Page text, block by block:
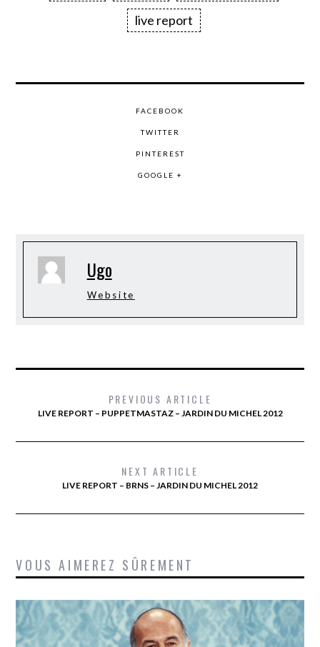
live report
FACEBOOK
TWITTER
PINTEREST
GOOGLE +
Ugo
Website
PREVIOUS ARTICLE
LIVE REPORT – PUPPETMASTAZ – JARDIN DU MICHEL 2012
NEXT ARTICLE
LIVE REPORT – BRNS – JARDIN DU MICHEL 2012
VOUS AIMEREZ SÛREMENT